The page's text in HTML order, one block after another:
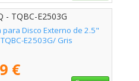
- TQBC-E2503G
para Disco Externo de 2.5"
E2503G/ Gris
€